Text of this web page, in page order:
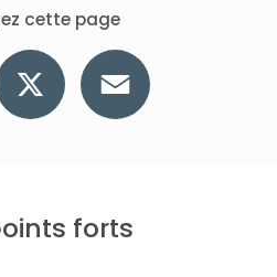
cette page
forts